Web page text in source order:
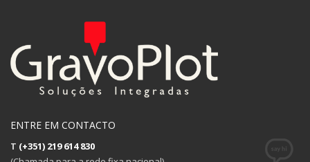
ENTRE EM CONTACTO
T (+351) 219 614 830